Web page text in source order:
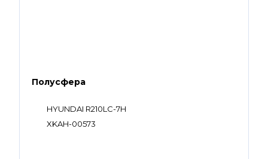
Полусфера
HYUNDAI R210LC-7H
XKAH-00573